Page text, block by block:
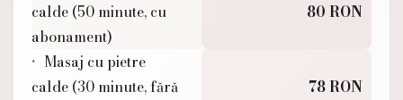
calde (50 minute, cu
abonament)
80 RON
Masaj cu pietre
calde (30 minute, fără
78 RON